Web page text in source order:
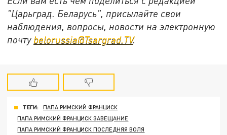
"Царьград. Беларусь", присылайте свои
наблюдения, вопросы, новости на электронную
почту belorussia@Tsargrad.TV.
ТЕГИ:
ПАПА РИМСКИЙ ФРАНЦИСК
ПАПА РИМСКИЙ ФРАНЦИСК ЗАВЕЩАНИЕ
ПАПА РИМСКИЙ ФРАНЦИСК ПОСЛЕДНЯЯ ВОЛЯ